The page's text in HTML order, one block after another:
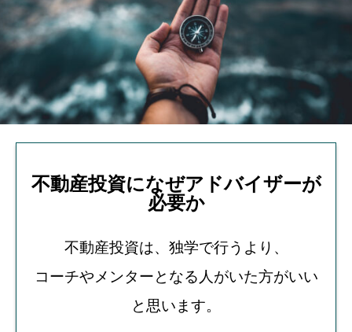
不動産投資になぜアドバイザーが
必要か
不動産投資は、独学で行うより、
コーチやメンターとなる人がいた方がいい
と思います。